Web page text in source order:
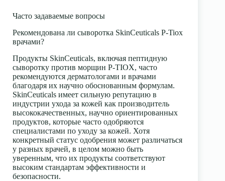
Часто задаваемые вопросы
Рекомендована ли сыворотка SkinCeuticals P-Tiox
врачами?
Продукты SkinCeuticals, включая пептидную
сыворотку против морщин P-TIOX, часто
рекомендуются дерматологами и врачами
благодаря их научно обоснованным формулам.
SkinCeuticals имеет сильную репутацию в
индустрии ухода за кожей как производитель
высококачественных, научно ориентированных
продуктов, которые часто одобряются
специалистами по уходу за кожей. Хотя
конкретный статус одобрения может различаться
у разных врачей, в целом можно быть
уверенным, что их продукты соответствуют
высоким стандартам эффективности и
безопасности.